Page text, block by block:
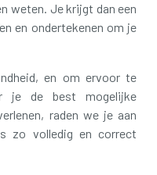
weten. Je krijgt dan een
en ondertekenen om je
en om ervoor te
je de best mogelijke
raden we je aan
zo volledig en correct